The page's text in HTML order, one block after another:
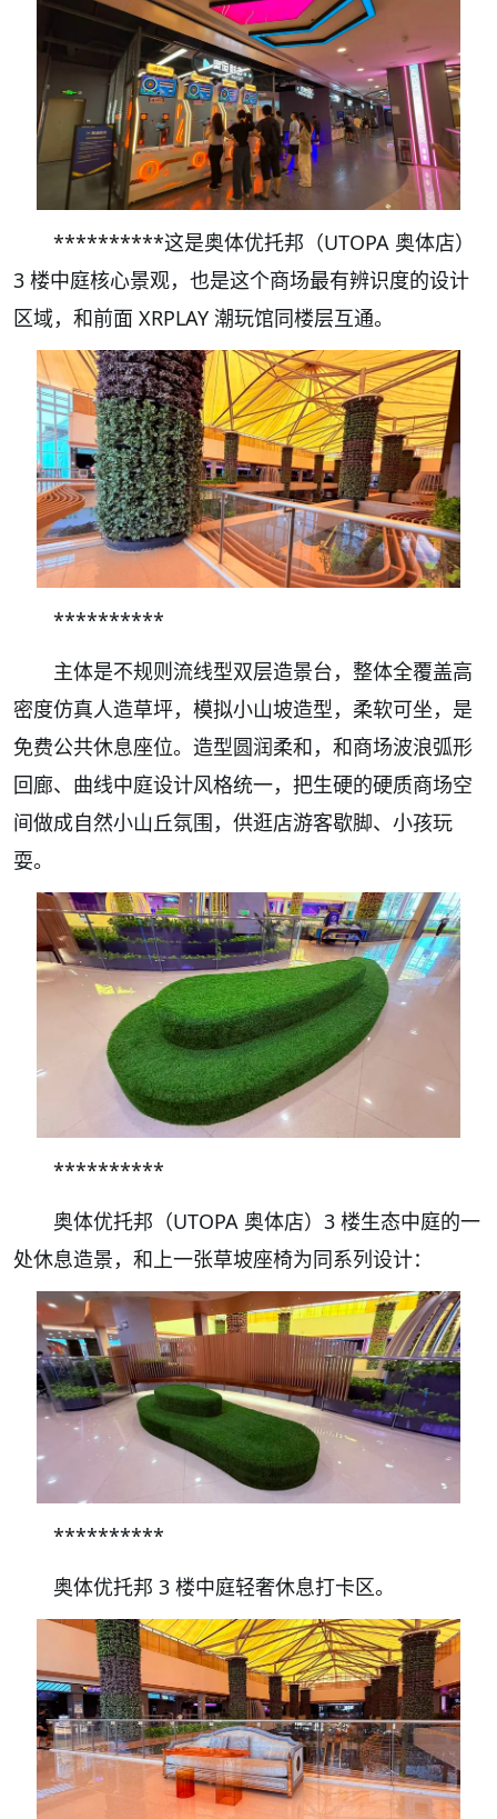
**********这是奥体优托邦（UTOPA 奥体店）
3 楼中庭核心景观，也是这个商场最有辨识度的设计
区域，和前面 XRPLAY 潮玩馆同楼层互通。
**********
主体是不规则流线型双层造景台，整体全覆盖高
密度仿真人造草坪，模拟小山坡造型，柔软可坐，是
免费公共休息座位。造型圆润柔和，和商场波浪弧形
回廊、曲线中庭设计风格统一，把生硬的硬质商场空
间做成自然小山丘氛围，供逛店游客歇脚、小孩玩
耍。
**********
奥体优托邦（UTOPA 奥体店）3 楼生态中庭的一
处休息造景，和上一张草坡座椅为同系列设计：
**********
奥体优托邦 3 楼中庭轻奢休息打卡区。